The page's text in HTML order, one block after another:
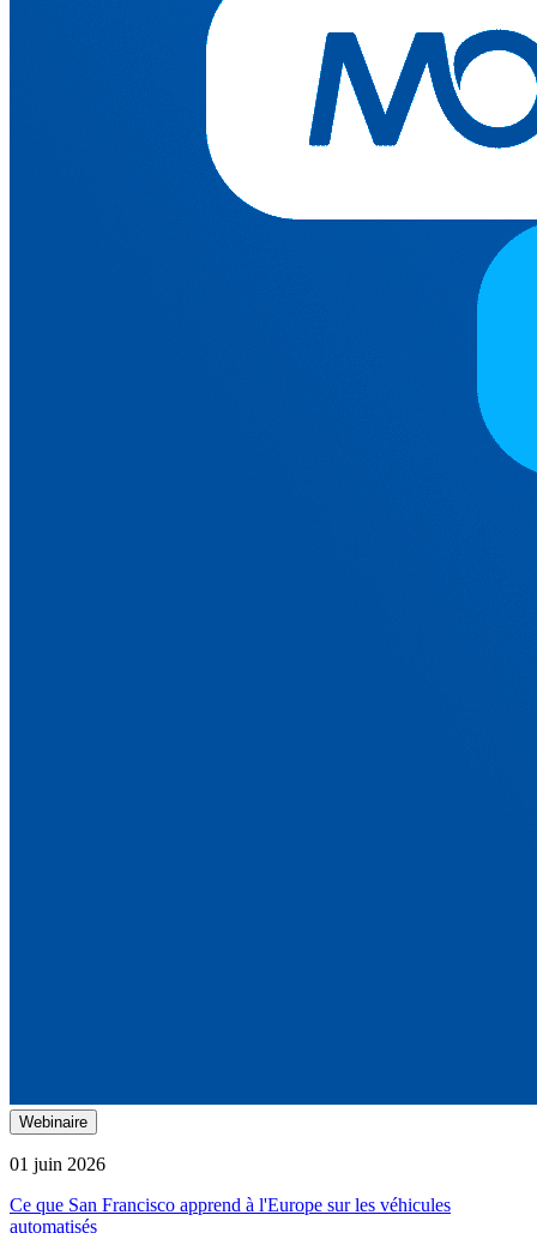
Webinaire
01 juin 2026
Ce que San Francisco apprend à l'Europe sur les véhicules
automatisés